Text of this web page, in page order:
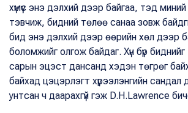
хүмүүс энэ дэлхий дээр байгаа, тэд
тэвчиж, бидний төлөө санаа зовж
бид энэ дэлхий дээр өөрийн хөл дээр
боломжийг олгож байдаг. Хүн бүр биднийг
сарын эцэст дансанд хэдэн төгрөг
байхад цэцэрлэгт хүрээлэнгийн
унтсан ч даарахгүй гэж D.H.Lawrence